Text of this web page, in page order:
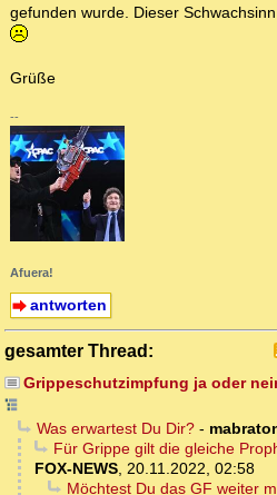
gefunden wurde. Dieser
Grüße
--
Afuera!
antworten
gesamter Thread:
Grippeschutzimpfung ja oder
Was erwartest Du Dir?-
Für Grippe gilt die gleiche
FOX-NEWS 20.11.2022, 02:58
Möchtest Du das GF weiter